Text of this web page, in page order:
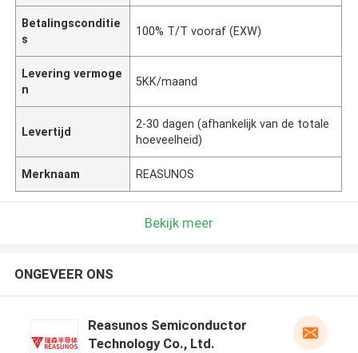
Betalingsconditie
s
100% T/T vooraf (EXW)
Levering vermoge
n
5KK/maand
Levertijd
2-30 dagen (afhankelijk van de totale
hoeveelheid)
Merknaam REASUNOS
Bekijk meer
ONGEVEER ONS
Reasunos Semiconductor
Technology Co., Ltd.